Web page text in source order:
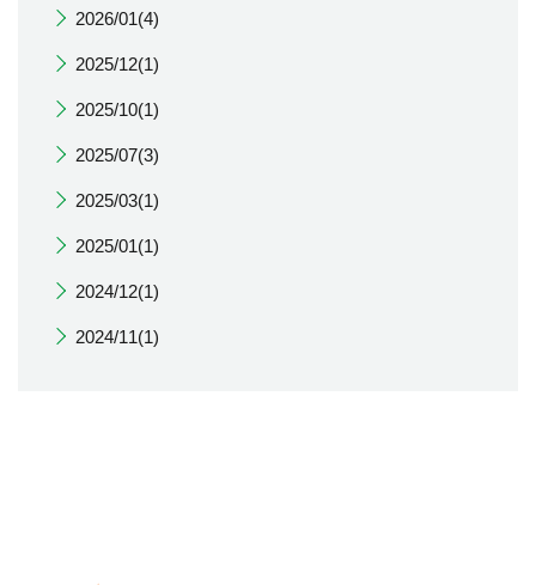
2026/01(4)
2025/12(1)
2025/10(1)
2025/07(3)
2025/03(1)
2025/01(1)
2024/12(1)
2024/11(1)